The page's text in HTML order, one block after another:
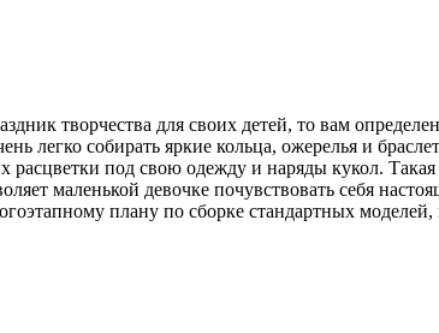
творчества для своих детей, то вам
легко собирать яркие кольца, ожерелья и
расцветки под свою одежду и наряды кукол.
маленькой девочке почувствовать себя
плану по сборке стандартных